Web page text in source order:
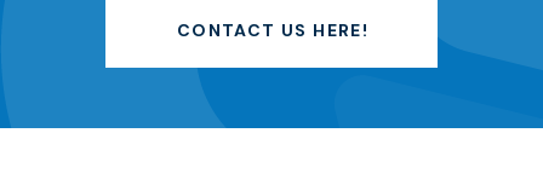
CONTACT US HERE!